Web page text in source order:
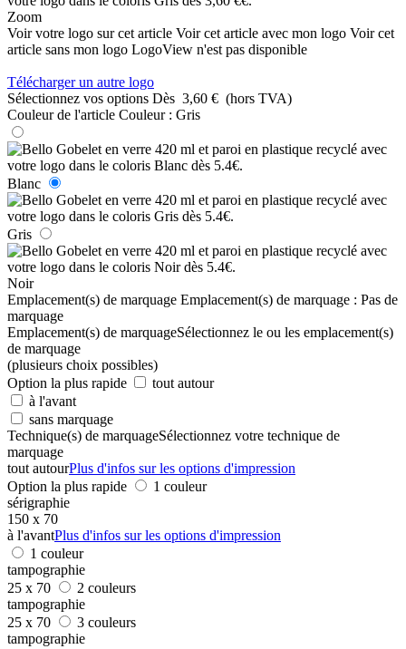
Zoom
Voir votre logo sur cet article Voir cet article avec mon logo Voir cet
article sans mon logo LogoView n'est pas disponible
Télécharger un autre logo
Sélectionnez vos options Dès 3,60 € (hors TVA)
Couleur de l'article Couleur : Gris
Blanc
Gris
Noir
Emplacement(s) de marquage Emplacement(s) de marquage : Pas de
marquage
Emplacement(s) de marquageSélectionnez le ou les emplacement(s)
de marquage
(plusieurs choix possibles)
Option la plus rapide
tout autour
à l'avant
sans marquage
Technique(s) de marquageSélectionnez votre technique de
marquage
tout autourPlus d'infos sur les options d'impression
Option la plus rapide
1 couleur
sérigraphie
150 x 70
à l'avantPlus d'infos sur les options d'impression
1 couleur
tampographie
25 x 70
2 couleurs
tampographie
25 x 70
3 couleurs
tampographie